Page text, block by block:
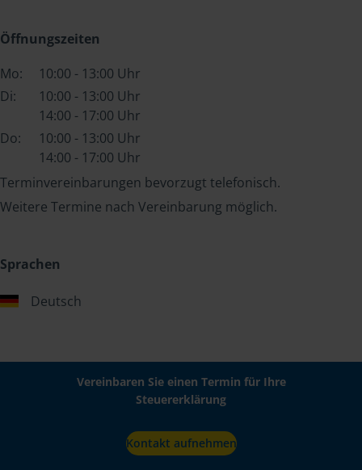
Öffnungszeiten
Mo:
10:00 - 13:00 Uhr
Di:
10:00 - 13:00 Uhr
14:00 - 17:00 Uhr
Do:
10:00 - 13:00 Uhr
14:00 - 17:00 Uhr
Terminvereinbarungen bevorzugt telefonisch.
Weitere Termine nach Vereinbarung möglich.
Sprachen
Deutsch
Vereinbaren Sie einen Termin für Ihre
Steuererklärung
Kontakt aufnehmen